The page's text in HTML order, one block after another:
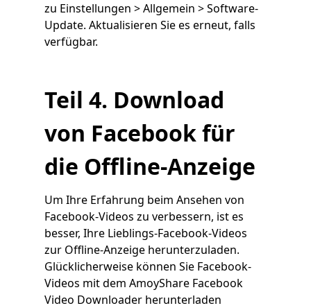
zu Einstellungen > Allgemein > Software-
Update. Aktualisieren Sie es erneut, falls
verfügbar.
Teil 4. Download
von Facebook für
die Offline-Anzeige
Um Ihre Erfahrung beim Ansehen von
Facebook-Videos zu verbessern, ist es
besser, Ihre Lieblings-Facebook-Videos
zur Offline-Anzeige herunterzuladen.
Glücklicherweise können Sie Facebook-
Videos mit dem AmoyShare Facebook
Video Downloader herunterladen